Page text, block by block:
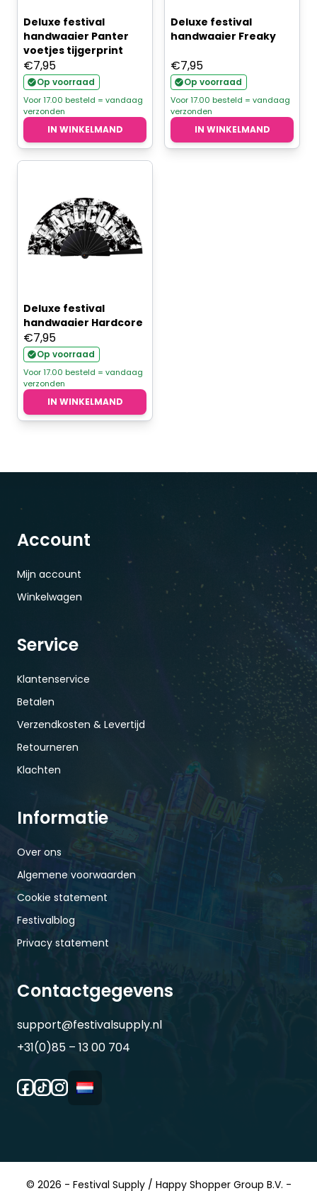
Deluxe festival
handwaaier Panter
voetjes tijgerprint
€7,95
Op voorraad
Voor 17.00 besteld = vandaag
verzonden
IN WINKELMAND
Deluxe festival
handwaaier Freaky
€7,95
Op voorraad
Voor 17.00 besteld = vandaag
verzonden
IN WINKELMAND
Deluxe festival
handwaaier Hardcore
€7,95
Op voorraad
Voor 17.00 besteld = vandaag
verzonden
IN WINKELMAND
Account
Mijn account
Winkelwagen
Service
Klantenservice
Betalen
Verzendkosten & Levertijd
Retourneren
Klachten
Informatie
Over ons
Algemene voorwaarden
Cookie statement
Festivalblog
Privacy statement
Contactgegevens
support@festivalsupply.nl
+31(0)85 – 13 00 704
© 2026 - Festival Supply / Happy Shopper Group B.V. -